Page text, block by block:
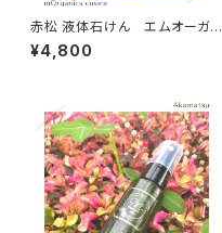
赤松 液体石けん エムオーガニ
クス
¥4,800